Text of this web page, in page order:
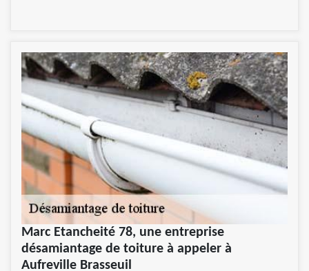
Marc Etancheité 78, une entreprise
désamiantage de toiture à appeler à
Aufreville Brasseuil